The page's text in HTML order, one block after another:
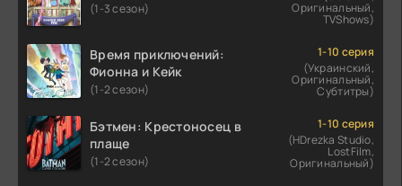
(1-3 сезон) Оригинальный,
TVShows)
Время приключений:
Фионна и Кейк
(1-2 сезон)
1-10 серия
(Украинский,
Оригинальный,
Субтитры)
Бэтмен: Крестоносец в
плаще
(1-2 сезон)
1-10 серия
(HDrezka Studio,
LostFilm,
Оригинальный)